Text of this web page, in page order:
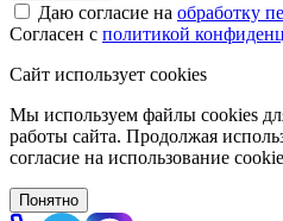
Даю согласие на обработку
Согласен с политикой
Сайт использует cookies
Мы используем файлы cookies
работы сайта. Продолжая
согласие на использование
Понятно